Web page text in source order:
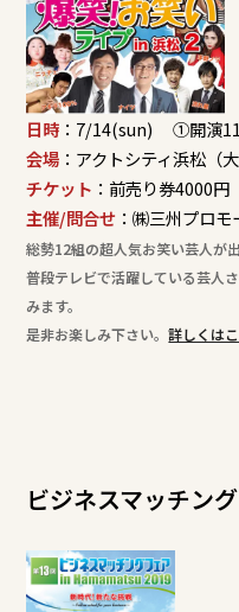
日時 ：7/14(sun) ①開演
会場 ：アクトシティ浜松（大
チケット ：前売り券4000
主催/問合せ ：㈱三州プロ
総勢12組の超人気お笑い芸人が
普段テレビで活躍している芸人
みます。
是非お楽しみ下さい。詳しくは
ビジネスマッチン